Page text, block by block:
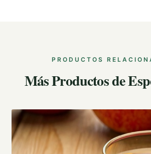
PRODUCTOS
Más Productos de